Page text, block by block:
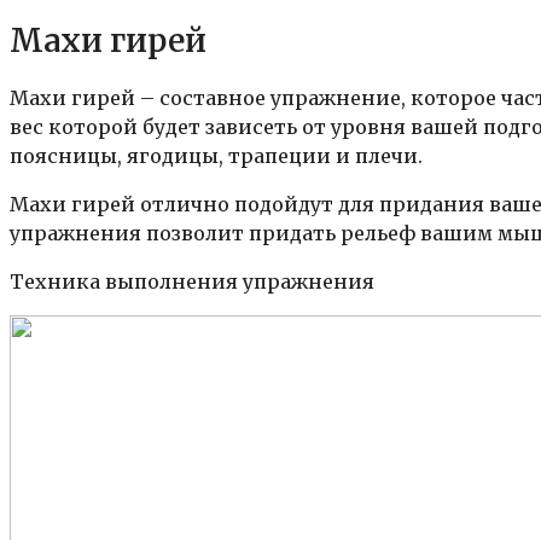
Махи гирей
Махи гирей – составное упражнение, которое
вес которой будет зависеть от уровня вашей
поясницы, ягодицы, трапеции и плечи.
Махи гирей отлично подойдут для придания
упражнения позволит придать рельеф вашим
Техника выполнения упражнения